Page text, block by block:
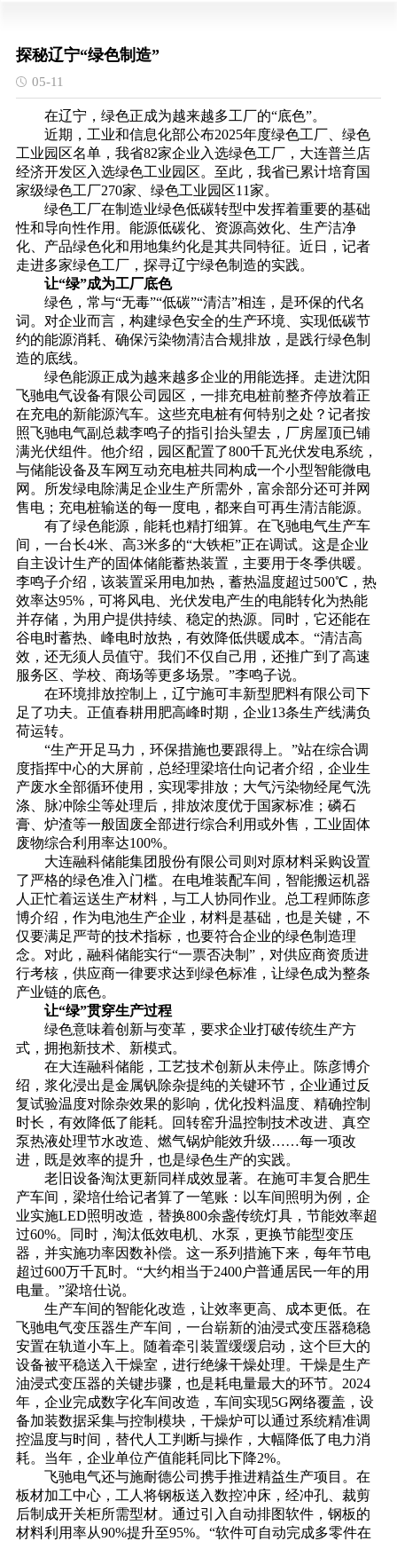
探秘辽宁“绿色制造”
05-11
在辽宁，绿色正成为越来越多工厂的“底色”。
近期，工业和信息化部公布2025年度绿色工厂、绿色
工业园区名单，我省82家企业入选绿色工厂，大连普兰店
经济开发区入选绿色工业园区。至此，我省已累计培育国
家级绿色工厂270家、绿色工业园区11家。
绿色工厂在制造业绿色低碳转型中发挥着重要的基础
性和导向性作用。能源低碳化、资源高效化、生产洁净
化、产品绿色化和用地集约化是其共同特征。近日，记者
走进多家绿色工厂，探寻辽宁绿色制造的实践。
让“绿”成为工厂底色
绿色，常与“无毒”“低碳”“清洁”相连，是环保的代名
词。对企业而言，构建绿色安全的生产环境、实现低碳节
约的能源消耗、确保污染物清洁合规排放，是践行绿色制
造的底线。
绿色能源正成为越来越多企业的用能选择。走进沈阳
飞驰电气设备有限公司园区，一排充电桩前整齐停放着正
在充电的新能源汽车。这些充电桩有何特别之处？记者按
照飞驰电气副总裁李鸣子的指引抬头望去，厂房屋顶已铺
满光伏组件。他介绍，园区配置了800千瓦光伏发电系统，
与储能设备及车网互动充电桩共同构成一个小型智能微电
网。所发绿电除满足企业生产所需外，富余部分还可并网
售电；充电桩输送的每一度电，都来自可再生清洁能源。
有了绿色能源，能耗也精打细算。在飞驰电气生产车
间，一台长4米、高3米多的“大铁柜”正在调试。这是企业
自主设计生产的固体储能蓄热装置，主要用于冬季供暖。
李鸣子介绍，该装置采用电加热，蓄热温度超过500℃，热
效率达95%，可将风电、光伏发电产生的电能转化为热能
并存储，为用户提供持续、稳定的热源。同时，它还能在
谷电时蓄热、峰电时放热，有效降低供暖成本。“清洁高
效，还无须人员值守。我们不仅自己用，还推广到了高速
服务区、学校、商场等更多场景。”李鸣子说。
在环境排放控制上，辽宁施可丰新型肥料有限公司下
足了功夫。正值春耕用肥高峰时期，企业13条生产线满负
荷运转。
“生产开足马力，环保措施也要跟得上。”站在综合调
度指挥中心的大屏前，总经理梁培仕向记者介绍，企业生
产废水全部循环使用，实现零排放；大气污染物经尾气洗
涤、脉冲除尘等处理后，排放浓度优于国家标准；磷石
膏、炉渣等一般固废全部进行综合利用或外售，工业固体
废物综合利用率达100%。
大连融科储能集团股份有限公司则对原材料采购设置
了严格的绿色准入门槛。在电堆装配车间，智能搬运机器
人正忙着运送生产材料，与工人协同作业。总工程师陈彦
博介绍，作为电池生产企业，材料是基础，也是关键，不
仅要满足严苛的技术指标，也要符合企业的绿色制造理
念。对此，融科储能实行“一票否决制”，对供应商资质进
行考核，供应商一律要求达到绿色标准，让绿色成为整条
产业链的底色。
让“绿”贯穿生产过程
绿色意味着创新与变革，要求企业打破传统生产方
式，拥抱新技术、新模式。
在大连融科储能，工艺技术创新从未停止。陈彦博介
绍，浆化浸出是金属钒除杂提纯的关键环节，企业通过反
复试验温度对除杂效果的影响，优化投料温度、精确控制
时长，有效降低了能耗。回转窑升温控制技术改进、真空
泵热液处理节水改造、燃气锅炉能效升级……每一项改
进，既是效率的提升，也是绿色生产的实践。
老旧设备淘汰更新同样成效显著。在施可丰复合肥生
产车间，梁培仕给记者算了一笔账：以车间照明为例，企
业实施LED照明改造，替换800余盏传统灯具，节能效率超
过60%。同时，淘汰低效电机、水泵，更换节能型变压
器，并实施功率因数补偿。这一系列措施下来，每年节电
超过600万千瓦时。“大约相当于2400户普通居民一年的用
电量。”梁培仕说。
生产车间的智能化改造，让效率更高、成本更低。在
飞驰电气变压器生产车间，一台崭新的油浸式变压器稳稳
安置在轨道小车上。随着牵引装置缓缓启动，这个巨大的
设备被平稳送入干燥室，进行绝缘干燥处理。干燥是生产
油浸式变压器的关键步骤，也是耗电量最大的环节。2024
年，企业完成数字化车间改造，车间实现5G网络覆盖，设
备加装数据采集与控制模块，干燥炉可以通过系统精准调
控温度与时间，替代人工判断与操作，大幅降低了电力消
耗。当年，企业单位产值能耗同比下降2%。
飞驰电气还与施耐德公司携手推进精益生产项目。在
板材加工中心，工人将钢板送入数控冲床，经冲孔、裁剪
后制成开关柜所需型材。通过引入自动排图软件，钢板的
材料利用率从90%提升至95%。“软件可自动完成多零件在